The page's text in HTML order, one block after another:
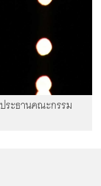
ระธานคณะกรรม